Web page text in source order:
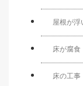
屋根が浮
床が腐食
床の工事